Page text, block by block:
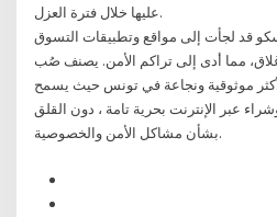
عليها خلال فترة العزل.
من غلاسكو قد لجأت إلى مواقع وتطبيقات التسوق
مما أدى إلى تراكم الأمن. يصنف صُب
موثوقية ونجاعة في تونس حيث يسمح
عبر الإنترنت بحرية تامة ، دون القلق
بشأن مشاكل الأمن والخصوصية.